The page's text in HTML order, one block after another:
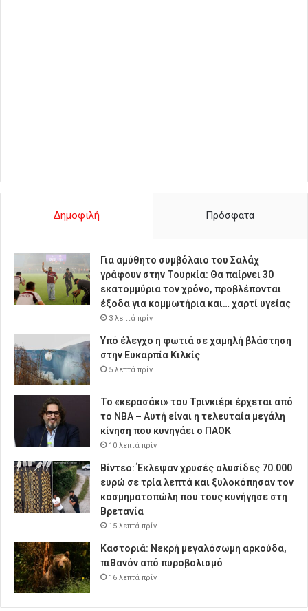
Δημοφιλή Πρόσφατα
Για αμύθητο συμβόλαιο του Σαλάχ
γράφουν στην Τουρκία: Θα παίρνει 30
εκατομμύρια τον χρόνο, προβλέπονται
έξοδα για κομμωτήρια και… χαρτί υγείας
3 λεπτά πρίν
Υπό έλεγχο η φωτιά σε χαμηλή βλάστηση
στην Ευκαρπία Κιλκίς
5 λεπτά πρίν
Το «κερασάκι» του Τρινκιέρι έρχεται από
το NBA – Αυτή είναι η τελευταία μεγάλη
κίνηση που κυνηγάει ο ΠΑΟΚ
10 λεπτά πρίν
Βίντεο: Έκλεψαν χρυσές αλυσίδες 70.000
ευρώ σε τρία λεπτά και ξυλοκόπησαν τον
κοσμηματοπώλη που τους κυνήγησε στη
Βρετανία
15 λεπτά πρίν
Καστοριά: Νεκρή μεγαλόσωμη αρκούδα,
πιθανόν από πυροβολισμό
16 λεπτά πρίν